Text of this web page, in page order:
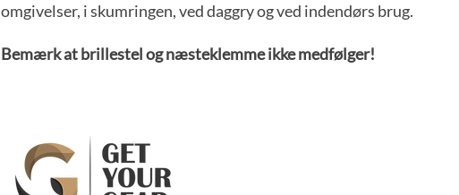
omgivelser, i skumringen, ved daggry og ved indendørs brug.
Bemærk at brillestel og næsteklemme ikke medfølger!